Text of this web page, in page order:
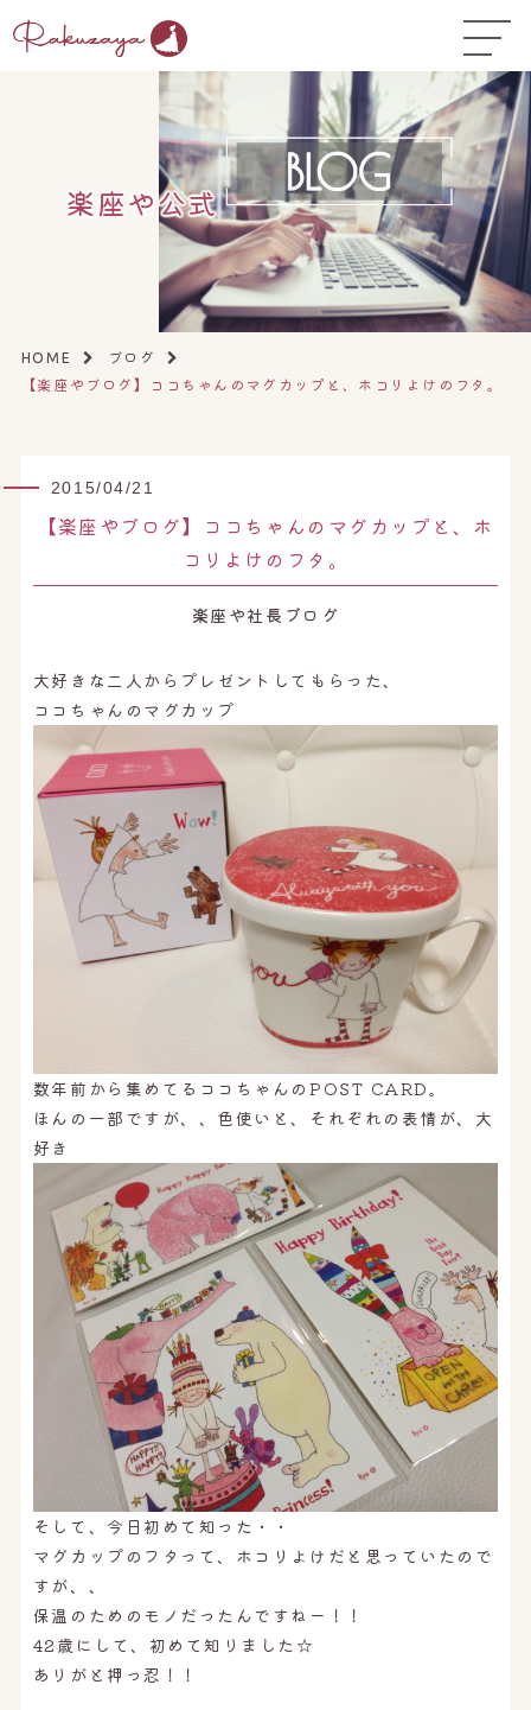
TOP
はじめての方へ
コース料金
よくある質問
お悩み温活ガイド▼
店舗一覧▼
オンラインストア ▼
オンライン予約はこちら
楽座や公式
HOME
ブログ
【楽座やブログ】ココちゃんのマグカップと、ホコリよけのフタ。
2015/04/21
【楽座やブログ】ココちゃんのマグカップと、ホ
コリよけのフタ。
楽座や社長ブログ
大好きな二人からプレゼントしてもらった、
ココちゃんのマグカップ
数年前から集めてるココちゃんのPOST CARD。
ほんの一部ですが、、色使いと、それぞれの表情が、大
好き
そして、今日初めて知った・・
マグカップのフタって、ホコリよけだと思っていたので
すが、、
保温のためのモノだったんですねー！！
42歳にして、初めて知りました☆
ありがと押っ忍！！